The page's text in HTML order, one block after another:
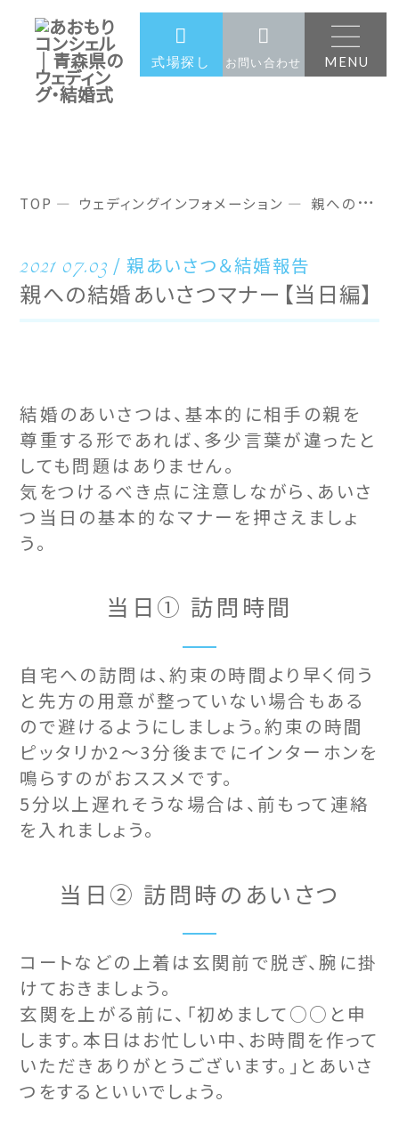
式場探し お問い合わせ MENU
TOP ウェディングインフォメーション 親への結婚あいさつマナー【当日編】
2021 07.03 親あいさつ＆結婚報告
親への結婚あいさつマナー【当日編】
結婚のあいさつは、基本的に相手の親を
尊重する形であれば、多少言葉が違ったと
しても問題はありません。
気をつけるべき点に注意しながら、あいさ
つ当日の基本的なマナーを押さえましょ
う。
当日① 訪問時間
自宅への訪問は、約束の時間より早く伺う
と先方の用意が整っていない場合もある
ので避けるようにしましょう。約束の時間
ピッタリか2～3分後までにインターホンを
鳴らすのがおススメです。
5分以上遅れそうな場合は、前もって連絡
を入れましょう。
当日② 訪問時のあいさつ
コートなどの上着は玄関前で脱ぎ、腕に掛
けておきましょう。
玄関を上がる前に、「初めまして○○と申
します。本日はお忙しい中、お時間を作って
いただきありがとうございます。」とあいさ
つをするといいでしょう。